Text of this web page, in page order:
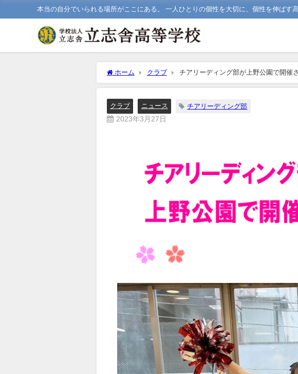
本当の自分でいられる場所がここにある。 一人ひとりの個性を大切に、個性を伸ばす高
ホーム クラブ チアリーディング部が上野公園で開催
クラブ ニュース チアリーディング部
2023年3月27日